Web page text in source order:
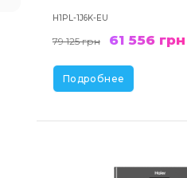
H1PL-1J6K-EU
79 125грн 61 556 грн
Подробнее